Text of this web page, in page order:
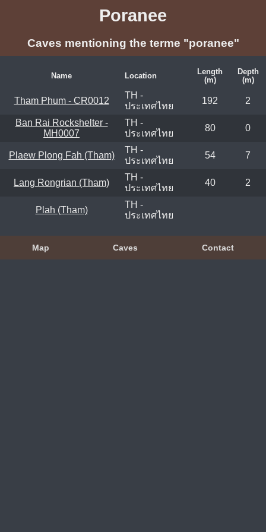
Poranee
Caves mentioning the terme "poranee"
Name Location
Length
(m)
Depth
(m)
Tham Phum - CR0012
TH -
ประเทศไทย
192 2
Ban Rai Rockshelter -
MH0007
TH -
ประเทศไทย
80 0
Plaew Plong Fah (Tham)
TH -
ประเทศไทย
54 7
Lang Rongrian (Tham)
TH -
ประเทศไทย
40 2
Plah (Tham)
TH -
ประเทศไทย
Map Caves Contact